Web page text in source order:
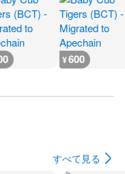
¥600
すべて見る